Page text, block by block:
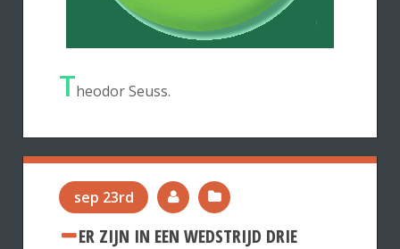
Theodor Seuss.
sep 23rd
ER ZIJN IN EEN WEDSTRIJD DRIE